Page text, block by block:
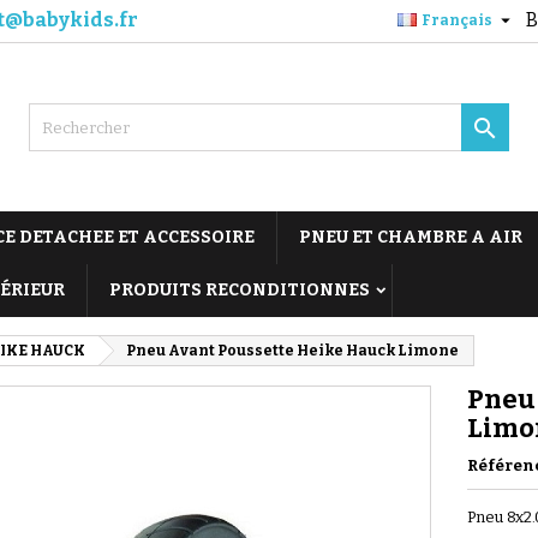
Français 

DETACHEE ET ACCESSOIRE PNEU ET CHAMBRE A AIR
PRODUITS RECONDITIONNES
HAUCK Pneu Avant Poussette Heike Hauck Limone
Pneu